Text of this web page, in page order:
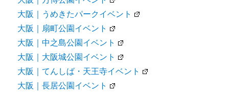
大阪｜うめきたパークイベント
大阪｜扇町公園イベント
大阪｜中之島公園イベント
大阪｜大阪城公園イベント
大阪｜てんしば・天王寺イベント
大阪｜長居公園イベント